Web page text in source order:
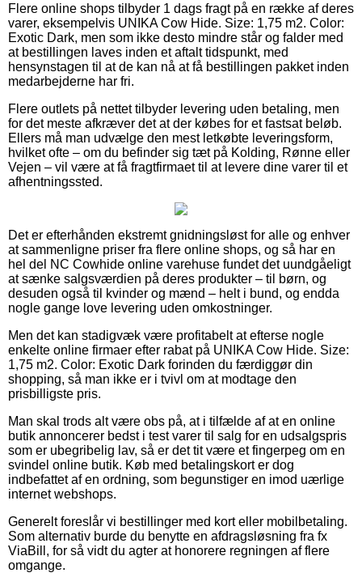
Flere online shops tilbyder 1 dags fragt på en række af deres
varer, eksempelvis UNIKA Cow Hide. Size: 1,75 m2. Color:
Exotic Dark, men som ikke desto mindre står og falder med
at bestillingen laves inden et aftalt tidspunkt, med
hensynstagen til at de kan nå at få bestillingen pakket inden
medarbejderne har fri.
Flere outlets på nettet tilbyder levering uden betaling, men
for det meste afkræver det at der købes for et fastsat beløb.
Ellers må man udvælge den mest letkøbte leveringsform,
hvilket ofte – om du befinder sig tæt på Kolding, Rønne eller
Vejen – vil være at få fragtfirmaet til at levere dine varer til et
afhentningssted.
Det er efterhånden ekstremt gnidningsløst for alle og enhver
at sammenligne priser fra flere online shops, og så har en
hel del NC Cowhide online varehuse fundet det uundgåeligt
at sænke salgsværdien på deres produkter – til børn, og
desuden også til kvinder og mænd – helt i bund, og endda
nogle gange love levering uden omkostninger.
Men det kan stadigvæk være profitabelt at efterse nogle
enkelte online firmaer efter rabat på UNIKA Cow Hide. Size:
1,75 m2. Color: Exotic Dark forinden du færdiggør din
shopping, så man ikke er i tvivl om at modtage den
prisbilligste pris.
Man skal trods alt være obs på, at i tilfælde af at en online
butik annoncerer bedst i test varer til salg for en udsalgspris
som er ubegribelig lav, så er det tit være et fingerpeg om en
svindel online butik. Køb med betalingskort er dog
indbefattet af en ordning, som begunstiger en imod uærlige
internet webshops.
Generelt foreslår vi bestillinger med kort eller mobilbetaling.
Som alternativ burde du benytte en afdragsløsning fra fx
ViaBill, for så vidt du agter at honorere regningen af flere
omgange.